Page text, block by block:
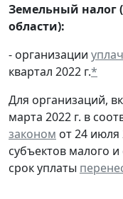
Земельный налог
области):
- организации
квартал 2022 г.*
Для организаций,
марта 2022 г. в
законом от 24 июля
субъектов малого
срок уплаты